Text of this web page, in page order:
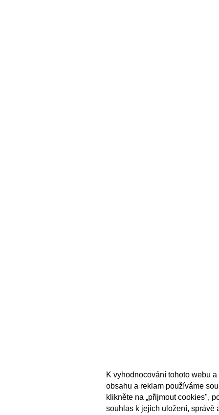
K vyhodnocování tohoto webu
obsahu a reklam používáme
klikněte na „přijmout cookies",
souhlas k jejich uložení, správě